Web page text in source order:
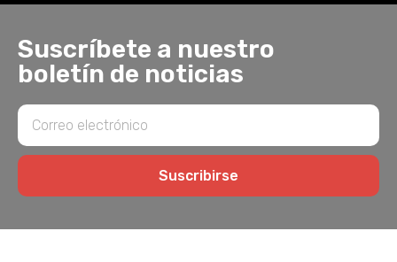
Suscríbete a nuestro
boletín de noticias
Suscribirse